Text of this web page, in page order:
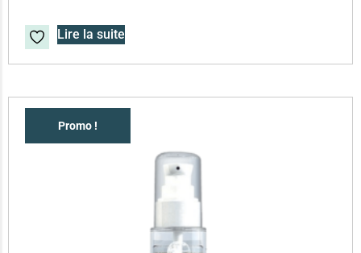
Promo !
Lire la suite